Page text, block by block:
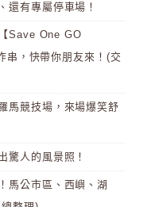
還有專屬停車場！
Save One GO
串，快帶你朋友來！(交
馬競技場，來場爆笑舒
驚人的風景照！
馬公市區、西嶼、湖